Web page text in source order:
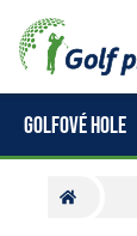
GOLFOVÉ HOLE